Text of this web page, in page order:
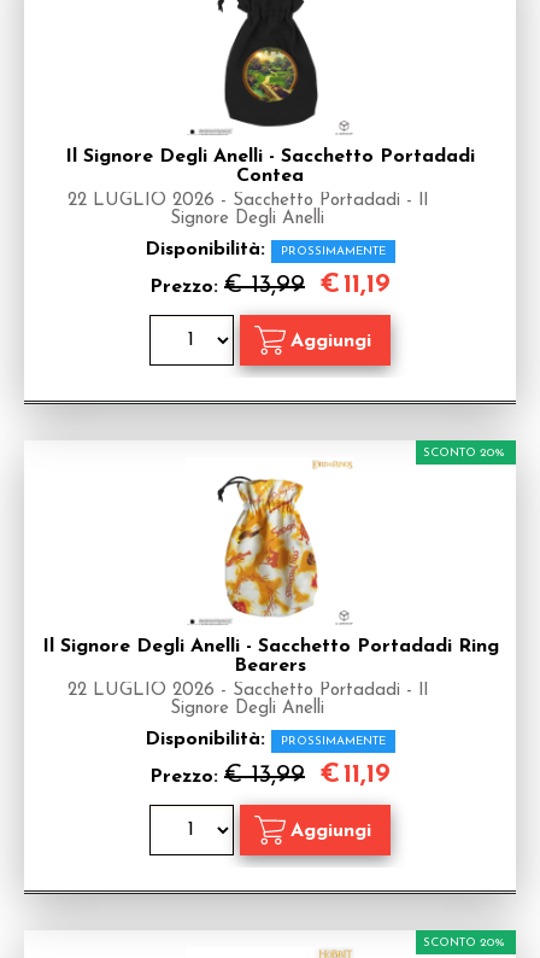
Il Signore Degli Anelli - Sacchetto Portadadi
Contea
22 LUGLIO 2026 - Sacchetto Portadadi - Il
Signore Degli Anelli
Disponibilità: PROSSIMAMENTE
Prezzo: € 13,99 €11,19
Il Signore Degli Anelli - Sacchetto Portadadi Ring
Bearers
22 LUGLIO 2026 - Sacchetto Portadadi - Il
Signore Degli Anelli
Disponibilità: PROSSIMAMENTE
Prezzo: € 13,99
SCONTO 20%
€11,19
SCONTO 20%